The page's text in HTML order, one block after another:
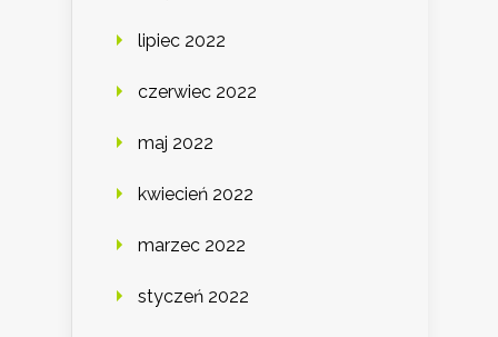
lipiec 2022
czerwiec 2022
maj 2022
kwiecień 2022
marzec 2022
styczeń 2022